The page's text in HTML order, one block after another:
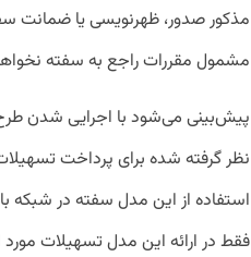
مذکور صدور، ظهرنویسی یا ضمانت
مشمول مقررات راجع به سفته
پیش‌بینی می‌شود با اجرایی شدن طرح
نظر گرفته شده برای پرداخت
استفاده از این مدل سفته در شبکه
فقط در ارائه این مدل تسهیلات مورد